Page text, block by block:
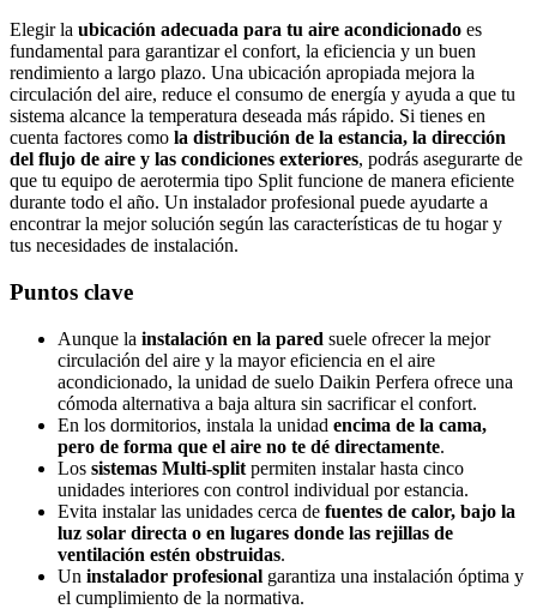
Elegir la ubicación adecuada para tu aire acondicionado es
fundamental para garantizar el confort, la eficiencia y un buen
rendimiento a largo plazo. Una ubicación apropiada mejora la
circulación del aire, reduce el consumo de energía y ayuda a que tu
sistema alcance la temperatura deseada más rápido. Si tienes en
cuenta factores como la distribución de la estancia, la dirección
del flujo de aire y las condiciones exteriores, podrás asegurarte de
que tu equipo de aerotermia tipo Split funcione de manera eficiente
durante todo el año. Un instalador profesional puede ayudarte a
encontrar la mejor solución según las características de tu hogar y
tus necesidades de instalación.
Puntos clave
Aunque la instalación en la pared suele ofrecer la mejor
circulación del aire y la mayor eficiencia en el aire
acondicionado, la unidad de suelo Daikin Perfera ofrece una
cómoda alternativa a baja altura sin sacrificar el confort.
En los dormitorios, instala la unidad encima de la cama,
pero de forma que el aire no te dé directamente.
Los sistemas Multi-split permiten instalar hasta cinco
unidades interiores con control individual por estancia.
Evita instalar las unidades cerca de fuentes de calor, bajo la
luz solar directa o en lugares donde las rejillas de
ventilación estén obstruidas.
Un instalador profesional garantiza una instalación óptima y
el cumplimiento de la normativa.